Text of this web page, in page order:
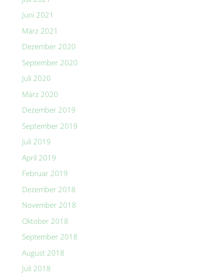
Juni 2021
März 2021
Dezember 2020
September 2020
Juli 2020
März 2020
Dezember 2019
September 2019
Juli 2019
April 2019
Februar 2019
Dezember 2018
November 2018
Oktober 2018
September 2018
August 2018
Juli 2018